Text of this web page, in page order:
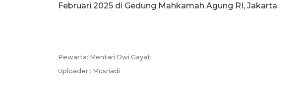
Februari 2025 di Gedung Mahkamah Agung RI, Jakarta.
Pewarta: Mentari Dwi Gayati
Uploader : Musriadi